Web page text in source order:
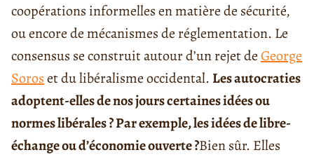
coopérations informelles en matière de sécurité,
ou encore de mécanismes de réglementation. Le
consensus se construit autour d’un rejet deGeorge
Soroset du libéralisme occidental. Les autocraties
adoptent-elles de nos jours certaines idées ou
normes libérales ? Par exemple, les idées de libre-
échange ou d’économie ouverte ?Bien sûr. Elles